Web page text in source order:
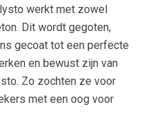
werkt met zowel
Dit wordt gegoten,
gecoat tot een perfecte
en bewust zijn van
Zo zochten ze voor
met een oog voor